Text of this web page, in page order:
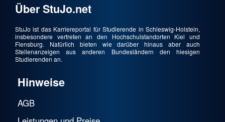
Über StuJo.net
StuJo ist das Karriereportal für Studierende in Schleswig-Holstein,
insbesondere vertreten an den Hochschulstandorten Kiel und
Flensburg. Natürlich bieten wie darüber hinaus aber auch
Stellenanzeigen aus anderen Bundesländern den hiesigen
Studierenden an.
Hinweise
AGB